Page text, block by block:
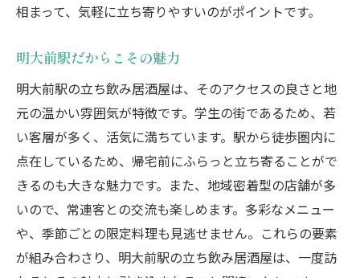
相まって、気軽に立ち寄りやすいのがポイントです。
明大前駅だからこその魅力
明大前駅の立ち飲み居酒屋は、そのアクセスの良さと地
元の温かい雰囲気が特徴です。学生の街であるため、若
い客層が多く、活気に満ちています。駅から徒歩圏内に
点在しているため、帰宅前にふらっと立ち寄ることがで
きるのも大きな魅力です。また、地域密着型の店舗が多
いので、常連客との交流も楽しめます。多彩なメニュー
や、季節ごとの限定料理も見逃せません。これらの要素
が組み合わさり、明大前駅の立ち飲み居酒屋は、一度訪